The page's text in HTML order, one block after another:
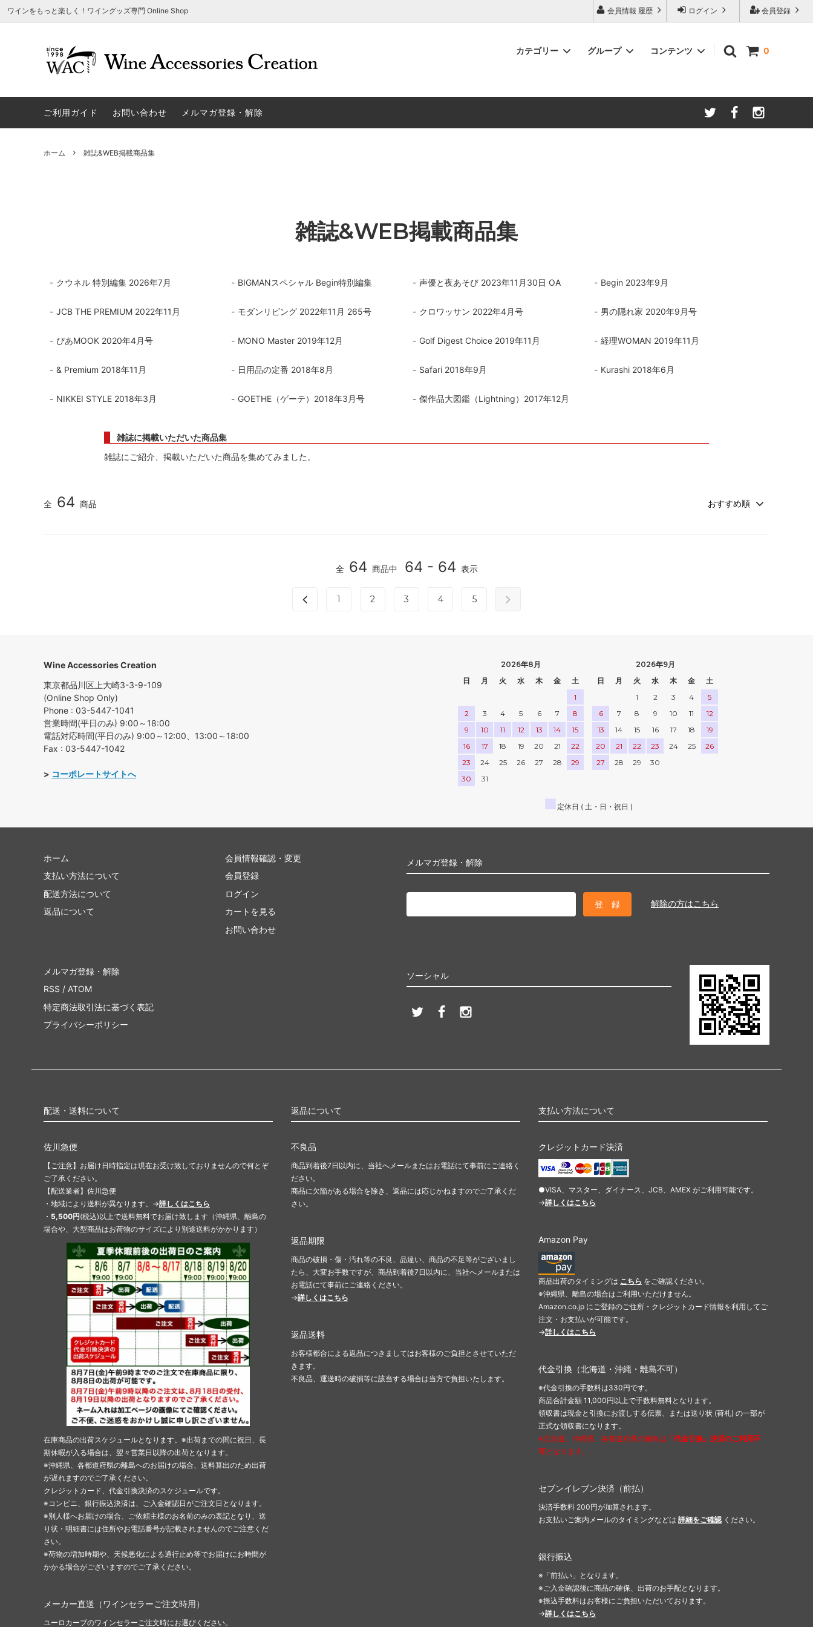
会員登録
ログイン
会員情報 履歴
ワインをもっと楽しく！ワイングッズ専門 Online Shop
0
カテゴリー
ザルト・デンクアート WINEX/HTT
その他のワインオープナー シャンパンオープナー
ボトルバッグ・木箱など クーラー・スピッティング他 ワインのアクセサリー カトラリー
その他のアイテム
グループ
勉・遊・楽アイテム 売れ筋ワイン雑貨 ブランド・メーカー・種類別
家飲みワイングッズ集 お買い物でJALマイルがたまる
シャンパンアクセサリー特集 父の日におすすめ 古酒を楽しむ
コンテンツ
旧サイト発行のクーポンについて
シャトーラギオールの偽物にご注意くだ
サイトマップ ギフトラッピングについて
ご利用ガイド お問い合わせ メルマガ登録・解除
ホーム 雑誌&WEB掲載商品集
雑誌&WEB掲載商品集
クウネル 特別編集 2026年7月 BIGMANスペシャル Begin特別編集 声優と夜あそび 2023年11月30日 OA Begin 2023年9月
JCB THE PREMIUM 2022年11月 モダンリビング 2022年11月 265号 クロワッサン 2022年4月号 男の隠れ家 2020年9月号
ぴあMOOK 2020年4月号 MONO Master 2019年12月 Golf Digest Choice 2019年11月 経理WOMAN 2019年11月
& Premium 2018年11月 日用品の定番 2018年8月 Safari 2018年9月 Kurashi 2018年6月
NIKKEI STYLE 2018年3月 GOETHE（ゲーテ）2018年3月号 傑作品大図鑑（Lightning）2017年12月
雑誌に掲載いただいた商品集
雑誌にご紹介、掲載いただいた商品を集めてみました。
全 64 商品
全 64 商品中 64 - 64 表示
1 2 3 4 5
Wine Accessories Creation
東京都品川区上大崎3-3-9-109
(Online Shop Only)
Phone : 03-5447-1041
営業時間(平日のみ) 9:00～18:00
電話対応時間(平日のみ) 9:00～12:00、13:00～18:00
Fax : 03-5447-1042
> コーポレートサイトへ
2026年8月
日
月 火 水 木 金
土
1
2
3 4 5 6 7
8
9
10 11 12 13 14
15
16
17 18 19 20 21
22
23
24 25 26 27 28
29
30
31
2026年9月
日
月 火 水 木 金
土
1
2 3 4
5
6
7 8 9 10 11
12
13
14 15 16 17 18
19
20
21 22 23 24 25
26
27
28 29 30
■ 定休日 ( 土・日・祝日 )
メルマガ登録・解除
解除の方はこちら
ホーム
支払い方法について
配送方法について
返品について
会員情報確認・変更
会員登録
ログイン
カートを見る
お問い合わせ
ソーシャル
メルマガ登録・解除
RSS / ATOM
特定商法取引法に基づく表記
プライバシーポリシー
配送・送料について
佐川急便
【ご注意】お届け日時指定は現在お受け致しておりませんので何とぞ
ご了承ください。
【配送業者】佐川急便
・地域により送料が異なります。→詳しくはこちら
・ 5,500円(税込)以上で送料無料でお届け致します（沖縄県、離島の
場合や、大型商品はお荷物のサイズにより別途送料がかかります）
在庫商品の出荷スケジュールとなります。※出荷までの間に祝日、長
期休暇が入る場合は、翌々営業日以降の出荷となります。
※沖縄県、各都道府県の離島へのお届けの場合、送料算出のため出荷
が遅れますのでご了承ください。
クレジットカード、代金引換決済のスケジュールです。
※コンビニ、銀行振込決済は、ご入金確認日がご注文日となります。
※別人様へお届けの場合、ご依頼主様のお名前のみの表記となり、送
り状・明細書には住所やお電話番号が記載されませんのでご注意くだ
さい。
※荷物の増加時期や、天候悪化による通行止め等でお届けにお時間が
かかる場合がございますのでご了承ください。
メーカー直送（ワインセラーご注文時用）
ユーロカーブのワインセラーご注文時にお選びください。
返品について
不良品
商品到着後7日以内に、当社へメールまたはお電話にて事前にご連絡く
ださい。
商品に欠陥がある場合を除き、返品には応じかねますのでご了承くだ
さい。
返品期限
商品の破損・傷・汚れ等の不良、品違い、商品の不足等がございまし
たら、大変お手数ですが、商品到着後7日以内に、当社へメールまたは
お電話にて事前にご連絡ください。
→詳しくはこちら
返品送料
お客様都合による返品につきましてはお客様のご負担とさせていただ
きます。
不良品、運送時の破損等に該当する場合は当方で負担いたします。
支払い方法について
クレジットカード決済
●VISA、マスター、ダイナース、JCB、AMEX がご利用可能です。
→詳しくはこちら
Amazon Pay
商品出荷のタイミングは こちら をご確認ください。
※沖縄県、離島の場合はご利用いただけません。
Amazon.co.jp にご登録のご住所・クレジットカード情報を利用してご
注文・お支払いが可能です。
→詳しくはこちら
代金引換（北海道・沖縄・離島不可）
※代金引換の手数料は330円です。
商品合計金額 11,000円以上で手数料無料となります。
領収書は現金と引換にお渡しする伝票、または送り状 (荷札) の一部が
正式な領収書になります。
※北海道、沖縄県、各都道府県の離島は 「代金引換」決済のご利用不
可となります。
セブンイレブン決済（前払）
決済手数料 200円が加算されます。
お支払いご案内メールのタイミングなどは 詳細をご確認 ください。
銀行振込
※「前払い」となります。
※ご入金確認後に商品の確保、出荷のお手配となります。
※振込手数料はお客様にご負担いただいております。
→詳しくはこちら